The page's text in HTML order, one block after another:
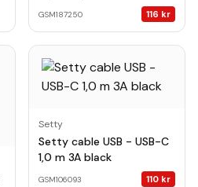
L-1.52420 turquoise-pink
GSM187250 116 kr
Setty
Setty cable USB - USB-C
1,0 m 3A black
GSM106093 110 kr